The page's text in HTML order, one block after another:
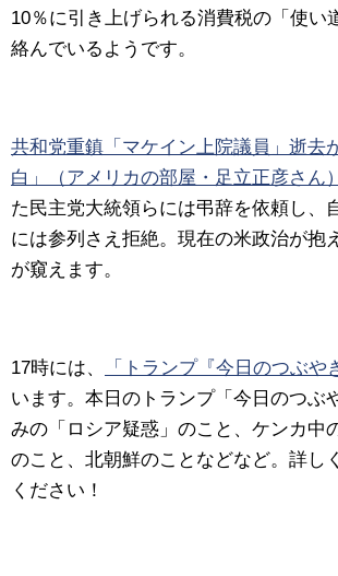
10％に引き上げられる消費税の「使い
絡んでいるようです。
共和党重鎮「マケイン上院議員」逝去
白」（アメリカの部屋・足立正彦さん）
た民主党大統領らには弔辞を依頼し、
には参列さえ拒絶。現在の米政治が抱
が窺えます。
17時には、 「トランプ『今日のつぶや
います。本日のトランプ「今日のつぶ
みの「ロシア疑惑」のこと、ケンカ中
のこと、北朝鮮のことなどなど。詳し
ください！